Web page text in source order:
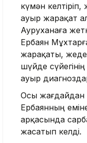
күмән
ауыр жарақат
Ауруханаға
Ербаян
жарақаты,
шүйде
ауыр
Осы жағдайдан
Ербаянның
арқасында
жасатып келді.